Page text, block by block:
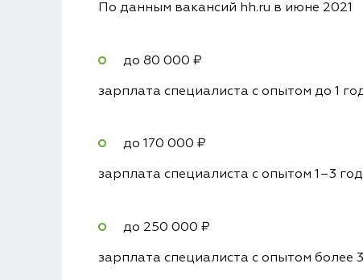
По данным вакансий hh.ru в июне 2021
до 80 000 ₽
зарплата специалиста с опытом до 1
до 170 000 ₽
зарплата специалиста с опытом 1–3
до 250 000 ₽
зарплата специалиста с опытом более